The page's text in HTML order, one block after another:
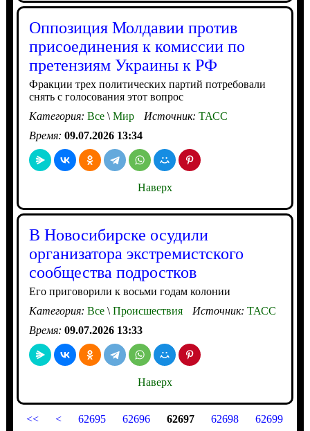
Оппозиция Молдавии против
присоединения к комиссии по
претензиям Украины к РФ
Фракции трех политических партий потребовали
снять с голосования этот вопрос
Категория: Все\Мир Источник: ТАСС
Время: 09.07.2026 13:34
Наверх
В Новосибирске осудили
организатора экстремистского
сообщества подростков
Его приговорили к восьми годам колонии
Категория: Все\Происшествия Источник: ТАСС
Время: 09.07.2026 13:33
Наверх
<< < 62695 62696 62697 62698 62699